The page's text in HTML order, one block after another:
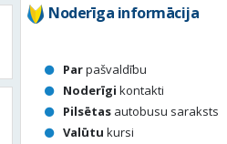
Noderīga informācija
Parpašvaldību
Noderīgi kontakti
Pilsētas autobusu saraksts
Valūtu kursi